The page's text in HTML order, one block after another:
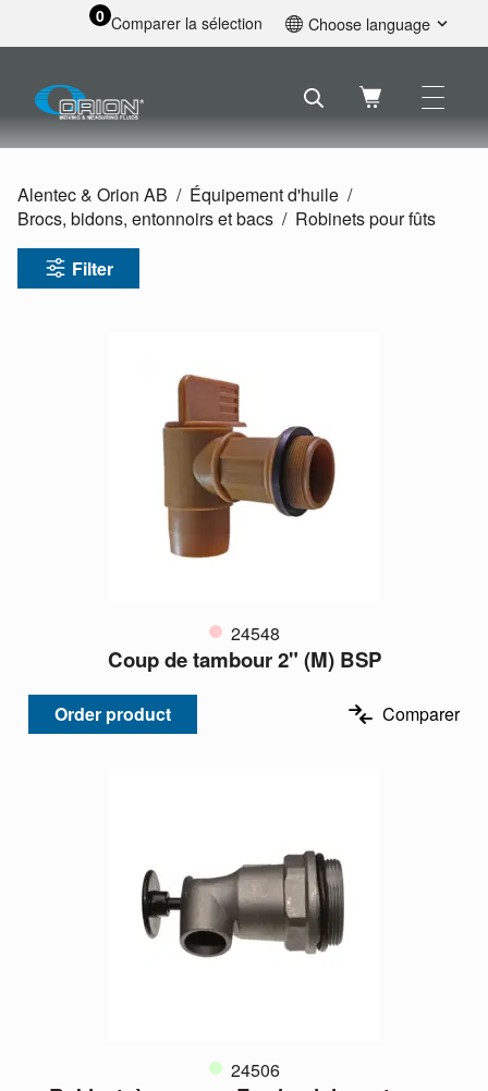
0 Comparer la sélection Choose language
Svenska
Nederlands
Deutsch
Alentec & Orion AB
Équipement d'huile
Brocs, bidons, entonnoirs et bacs
Robinets pour fûts
Filter
24548
Coup de tambour 2" (M) BSP
Order product Comparer
24506